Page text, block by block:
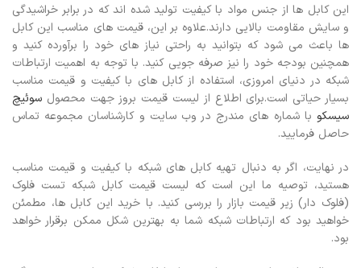
این کابل ها از جنس مواد با کیفیت تولید شده اند که در برابر خراشیدگی
و سایش مقاومت بالایی دارند.علاوه بر این، قیمت های مناسب این کابل
ها باعث می شود که بتوانید به راحتی نیاز های خود را برآورده کنید و
همچنین بودجه خود را نیز صرفه جویی کنید. با توجه به اهمیت ارتباطات
شبکه در دنیای امروزی، استفاده از کابل های با کیفیت و قیمت مناسب
بسیار حیاتی است.برای اطلاع از لیست قیمت بروز جهت محصول سوئیچ
سیسکو با شماره های مندرج در وب سایت و کارشناسان مجموعه تماس
حاصل فرمایید.
در نهایت، اگر به دنبال تهیه کابل های شبکه با کیفیت و قیمت مناسب
هستید، توصیه ما این است که لیست قیمت کابل شبکه تست فلوک
(فلوک دار) زیر قیمت بازار را بررسی کنید. با خرید این کابل ها، مطمئن
خواهید بود که ارتباطات شبکه شما به بهترین شکل ممکن برقرار خواهد
بود.